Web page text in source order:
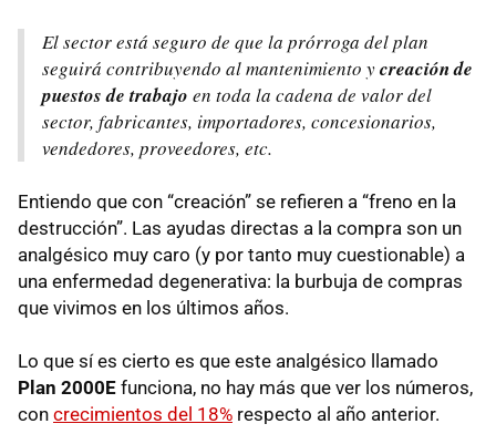
El sector está seguro de que la prórroga del plan
seguirá contribuyendo al mantenimiento ycreación de
puestos de trabajo en toda la cadena de valor del
sector, fabricantes, importadores, concesionarios,
vendedores, proveedores, etc.
Entiendo que con “creación” se refieren a “freno en la
destrucción”. Las ayudas directas a la compra son un
analgésico muy caro (y por tanto muy cuestionable) a
una enfermedad degenerativa: la burbuja de compras
que vivimos en los últimos años.
Lo que sí es cierto es que este analgésico llamado
Plan 2000E funciona, no hay más que ver los números,
con crecimientos del 18% respecto al año anterior.